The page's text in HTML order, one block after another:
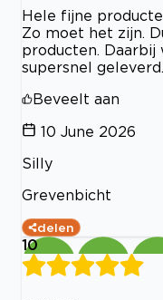
Hele fijne
Zo moet het zijn.
producten. Daarbij
supersnel
Beveelt aan
10 June 2026
Silly
Grevenbicht
delen
10